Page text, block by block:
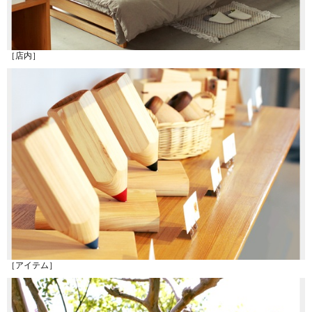
［店内］
［アイテム］